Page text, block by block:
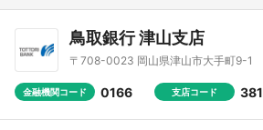
鳥取銀行 津山支店
〒708-0023 岡山県津山市大手町9-1
金融機関コード 0166 支店コード 381